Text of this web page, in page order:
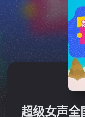
超级女声